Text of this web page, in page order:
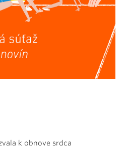
k obnove srdca